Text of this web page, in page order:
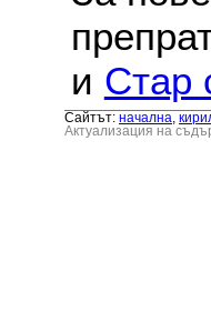
и Стар
Сайтът: началнa
Актуализация на